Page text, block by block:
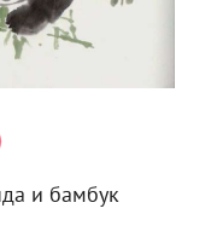
и бамбук